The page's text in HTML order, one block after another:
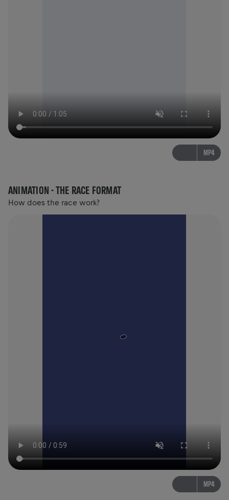
MP4
ANIMATION - THE RACE FORMAT
How does the race work?
MP4